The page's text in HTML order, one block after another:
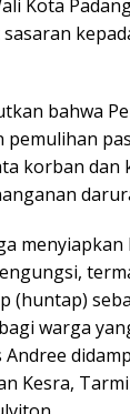
Kota
bahwa
korban dan
(huntap)
warga
Andree
Kesra,